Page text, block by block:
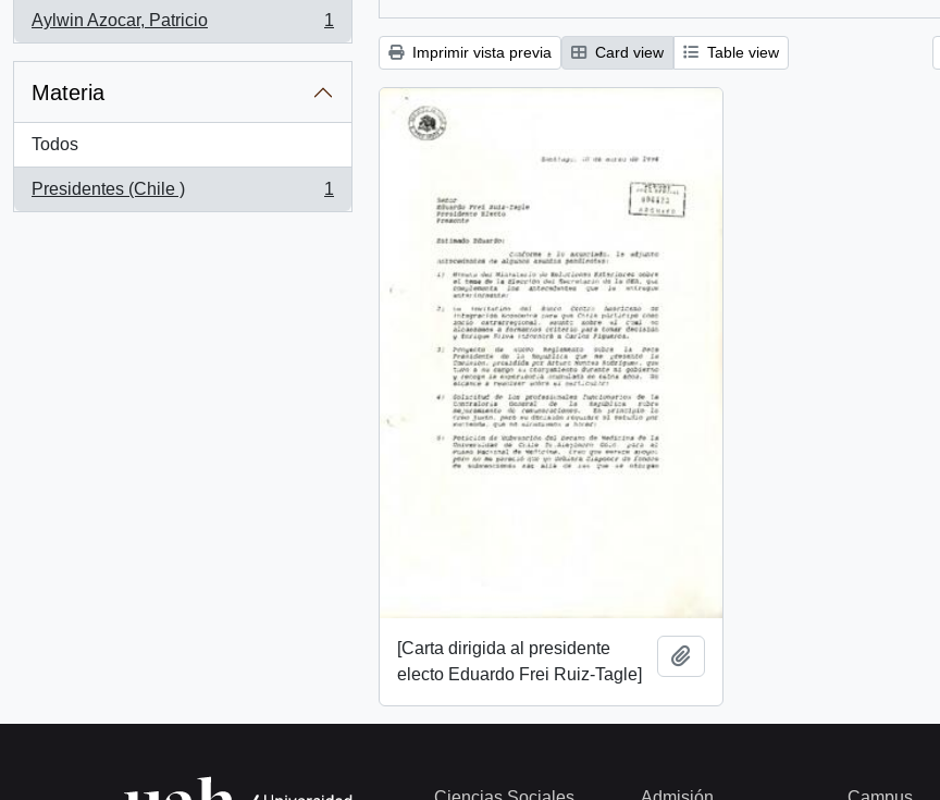
Aylwin Azocar, Patricio
, 1 resultados
1
Materia
Todos
Presidentes (Chile )
, 1 resultados
1
Imprimir vista previa Card view Table view
[Carta dirigida al presidente
electo Eduardo Frei Ruiz-Tagle]